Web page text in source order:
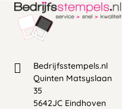
Bedrijfsstempels.nl
Quinten Matsyslaan
35
5642JC Eindhoven